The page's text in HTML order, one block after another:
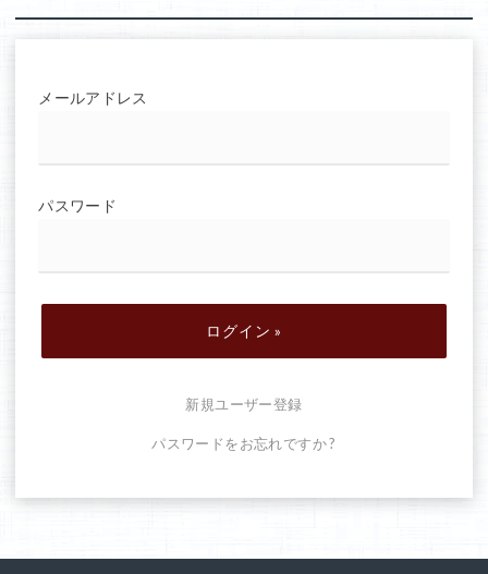
メールアドレス
パスワード
新規ユーザー登録
パスワードをお忘れですか ?